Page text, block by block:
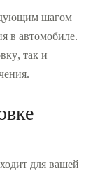
шагом
в автомобиле.
так и
для вашей